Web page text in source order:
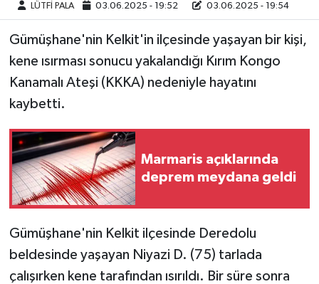
LÜTFİ PALA 03.06.2025 - 19:52 03.06.2025 - 19:54
Gümüşhane'nin Kelkit'in ilçesinde yaşayan bir kişi,
kene ısırması sonucu yakalandığı Kırım Kongo
Kanamalı Ateşi (KKKA) nedeniyle hayatını
kaybetti.
Marmaris açıklarında
deprem meydana geldi
Gümüşhane'nin Kelkit ilçesinde Deredolu
beldesinde yaşayan Niyazi D. (75) tarlada
çalışırken kene tarafından ısırıldı. Bir süre sonra